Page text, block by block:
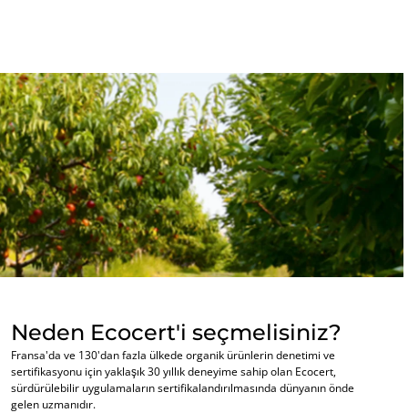
İŞ SEKTÖRLERIMIZ
Tarımsal gıda
Kozmetikler
Tekstiller
Ormancılık
Inputs
Neden Ecocert'i seçmelisiniz?
Fransa'da ve 130'dan fazla ülkede organik ürünlerin denetimi ve
sertifikasyonu için yaklaşık 30 yıllık deneyime sahip olan Ecocert,
sürdürülebilir uygulamaların sertifikalandırılmasında dünyanın önde
gelen uzmanıdır.